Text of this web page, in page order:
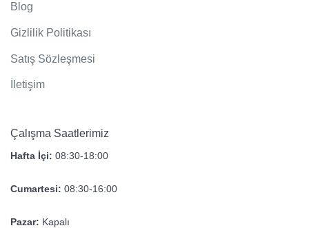
Blog
Gizlilik Politikası
Satış Sözleşmesi
İletişim
Çalışma Saatlerimiz
Hafta İçi: 08:30-18:00
Cumartesi: 08:30-16:00
Pazar: Kapalı